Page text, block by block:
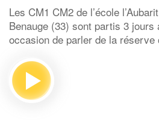
Les CM1 CM2 de l’école
Benauge (33) sont partis 3 jours
occasion de parler de la réserve